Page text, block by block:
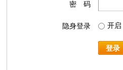
密 码
隐身登录 开启
登录